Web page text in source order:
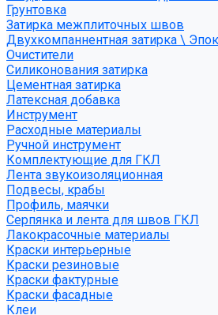
Грунтовка
Затирка межплиточных швов
Двухкомпаннентная затирка \
Очистители
Силиконования затирка
Цементная затирка
Латексная добавка
Инструмент
Расходные материалы
Ручной инструмент
Комплектующие для ГКЛ
Лента звукоизоляционная
Подвесы, крабы
Профиль, маячки
Серпянка и лента для швов ГКЛ
Лакокрасочные материалы
Краски интерьерные
Краски резиновые
Краски фактурные
Краски фасадные
Клеи